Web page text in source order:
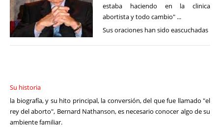
estaba haciendo en la clinica
abortista y todo cambio" ...
Sus oraciones han sido eascuchadas
Su historia
la biografía, y su hito principal, la conversión, del que fue llamado "el
rey del aborto", Bernard Nathanson, es necesario conocer algo de su
ambiente familiar.